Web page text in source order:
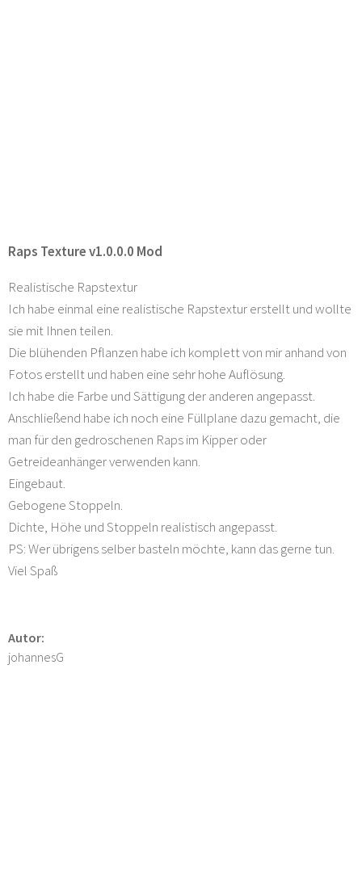
Raps Texture v1.0.0.0 Mod
Realistische Rapstextur
Ich habe einmal eine realistische Rapstextur erstellt und wollte
sie mit Ihnen teilen.
Die blühenden Pflanzen habe ich komplett von mir anhand von
Fotos erstellt und haben eine sehr hohe Auflösung.
Ich habe die Farbe und Sättigung der anderen angepasst.
Anschließend habe ich noch eine Füllplane dazu gemacht, die
man für den gedroschenen Raps im Kipper oder
Getreideanhänger verwenden kann.
Eingebaut.
Gebogene Stoppeln.
Dichte, Höhe und Stoppeln realistisch angepasst.
PS: Wer übrigens selber basteln möchte, kann das gerne tun.
Viel Spaß
Autor:
johannesG